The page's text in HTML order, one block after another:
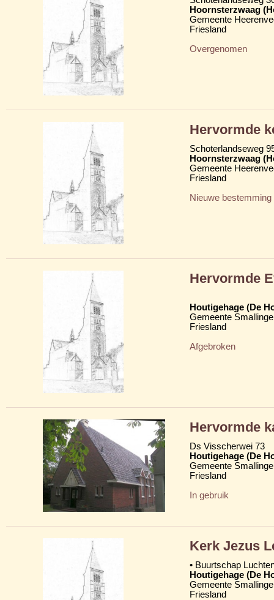
Hoornsterzwaag
Gemeente
Friesland
Overgenomen
Hervormde
Schoterlandseweg
Hoornsterzwaag
Gemeente
Friesland
Nieuwe bestemming
Hervormde
Houtigehage (De
Gemeente
Friesland
Afgebroken
Hervormde
Ds Visscherwei 73
Houtigehage (De
Gemeente
Friesland
In gebruik
Kerk Jezus
• Buurtschap
Houtigehage (De
Gemeente
Friesland